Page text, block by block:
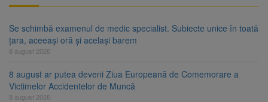
Se schimbă examenul de medic specialist. Subiecte unice în toată
țara, aceeași oră și același barem
8 august 2026
8 august ar putea deveni Ziua Europeană de Comemorare a
Victimelor Accidentelor de Muncă
8 august 2026